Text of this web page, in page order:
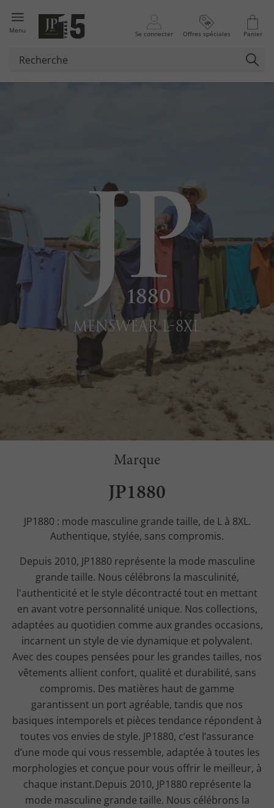
Menu Se connecter Offres spéciales Panier
Marque
JP1880
JP1880 : mode masculine grande taille, de L à 8XL.
Authentique, stylée, sans compromis.
Depuis 2010, JP1880 représente la mode masculine
grande taille. Nous célébrons la masculinité,
l'authenticité et le style décontracté tout en mettant
en avant votre personnalité unique. Nos collections,
adaptées au quotidien comme aux grandes occasions,
incarnent un style de vie dynamique et polyvalent.
Avec des coupes pensées pour les grandes tailles, nos
vêtements allient confort, qualité et durabilité, sans
compromis. Des matières haut de gamme
garantissent un port agréable, tandis que nos
basiques intemporels et pièces tendance répondent à
toutes vos envies de style. JP1880, c’est l’assurance
d’une mode qui vous ressemble, adaptée à toutes les
morphologies et conçue pour vous offrir le meilleur, à
chaque instant.Depuis 2010, JP1880 représente la
mode masculine grande taille. Nous célébrons la